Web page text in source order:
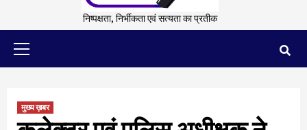
निष्पक्षता, निर्भीकता एवं सत्यता का प्रतीक
Primary
मुख्य ख़बर